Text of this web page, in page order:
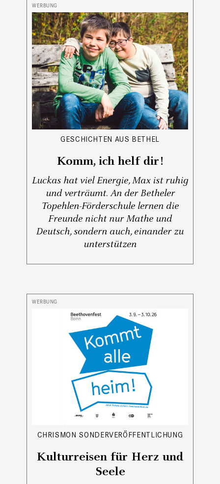
GESCHICHTEN AUS BETHEL
Komm, ich helf dir!
Luckas hat viel Energie, Max ist ruhig
und verträumt. An der Betheler
Topehlen-Förderschule lernen die
Freunde nicht nur Mathe und
Deutsch, sondern auch, einander zu
unterstützen
CHRISMON SONDERVERÖFFENTLICHUNG
Kulturreisen für Herz und
Seele